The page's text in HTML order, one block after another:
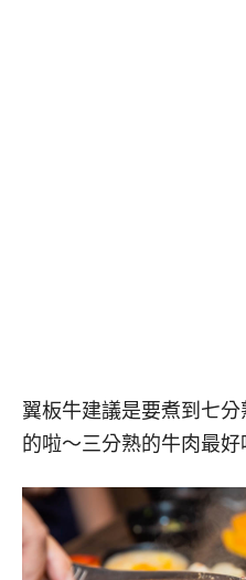
翼板牛建議是要煮到七
的啦～三分熟的牛肉最